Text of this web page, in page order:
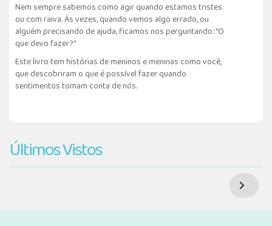
Nem sempre sabemos como agir quando estamos tristes
ou com raiva. Às vezes, quando vemos algo errado, ou
alguém precisando de ajuda, ficamos nos perguntando: "O
que devo fazer?"
Este livro tem histórias de meninos e meninas como você,
que descobriram o que é possível fazer quando
sentimentos tomam conta de nós.
Últimos Vistos